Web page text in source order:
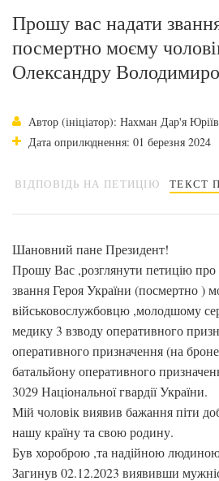
Прошу вас надати
посмертно моєму
Олександру
Автор (ініціатор): Нахман Дар'я
Дата оприлюднення: 01 березня 2024
ВІДПОВІДЬ НА ПЕТИЦІЮ ТЕКСТ
Шановний пане Президент!
Прошу Вас ,розглянути петицію
звання Героя України (посмертно )
військовослужбовцю ,молодшому
медику 3 взводу оперативного
оперативного призначення (на
батальйону оперативного
3029 Національної гвардії України.
Мій чоловік виявив бажання піти
нашу країну та свою родину.
Був хороброю ,та надійною людиною
Загинув 02.12.2023 виявивши